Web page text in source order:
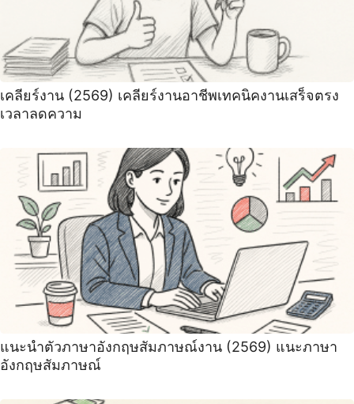
เคลียร์งาน (2569) เคลียร์งานอาชีพเทคนิคงานเสร็จตรง
เวลาลดความ
แนะนําตัวภาษาอังกฤษสัมภาษณ์งาน (2569) ‍แนะภาษา
อังกฤษสัมภาษณ์